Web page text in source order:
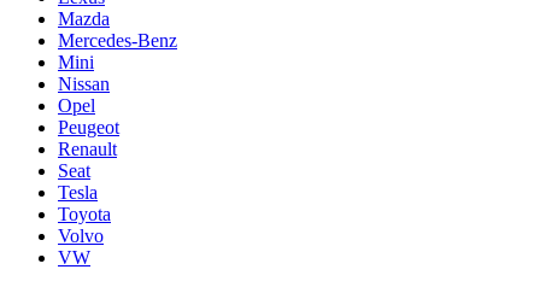
Mazda
Mercedes-Benz
Mini
Nissan
Opel
Peugeot
Renault
Seat
Tesla
Toyota
Volvo
VW